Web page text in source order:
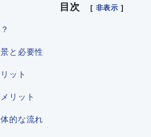
目次 [ 非表示 ]
と必要性
ット
リット
的な流れ